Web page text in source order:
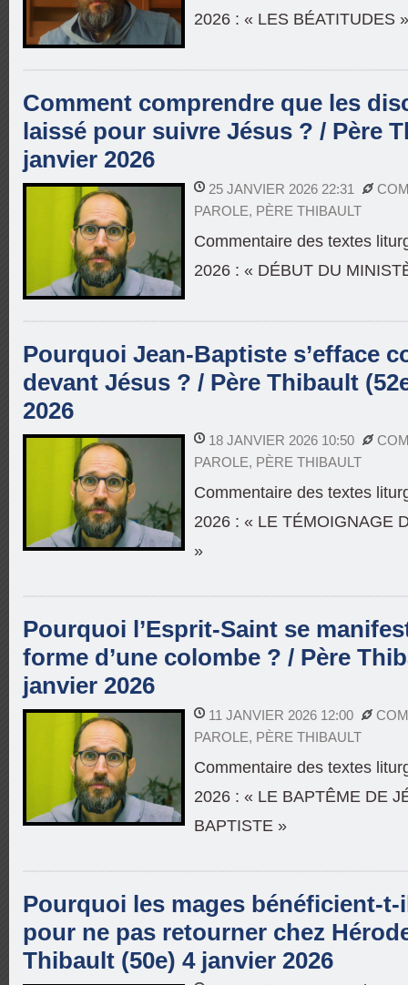
2026 : « LES BÉATITUDES »
Comment comprendre que les
laissé pour suivre Jésus ? / Père
janvier 2026
25 JANVIER 2026 22:31
PAROLE, PÈRE THIBAULT
Commentaire des textes
2026 : « DÉBUT DU
Pourquoi Jean-Baptiste s’efface
devant Jésus ? / Père Thibault
2026
18 JANVIER 2026 10:50
PAROLE, PÈRE THIBAULT
Commentaire des textes
2026 : « LE TÉMOIGNAGE
»
Pourquoi l’Esprit-Saint se
forme d’une colombe ? / Père
janvier 2026
11 JANVIER 2026 12:00
PAROLE, PÈRE THIBAULT
Commentaire des textes
2026 : « LE BAPTÊME DE
BAPTISTE »
Pourquoi les mages bénéficient-t-
pour ne pas retourner chez
Thibault (50e) 4 janvier 2026